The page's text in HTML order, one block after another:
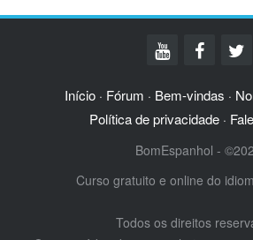
Início · Fórum · Bem-vindas ·
Política de privacidade ·
BomEspanhol -
Curso gratuito e online do
Todos os direitos